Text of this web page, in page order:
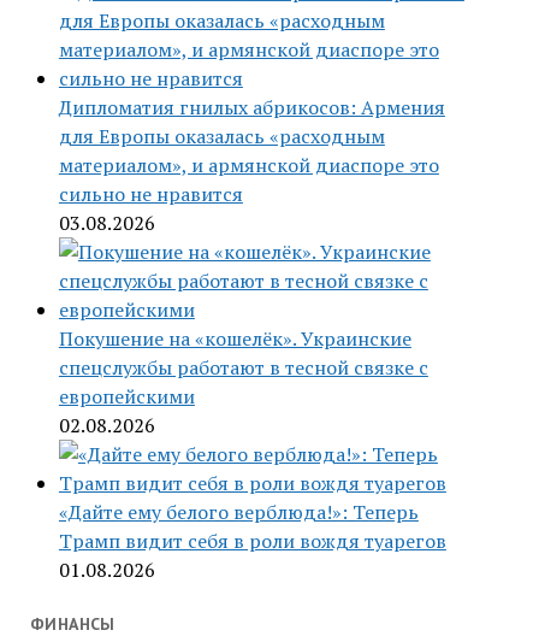
Дипломатия гнилых абрикосов: Армения
для Европы оказалась «расходным
материалом», и армянской диаспоре это
сильно не нравится
03.08.2026
Покушение на «кошелёк». Украинские
спецслужбы работают в тесной связке с
европейскими
02.08.2026
«Дайте ему белого верблюда!»: Теперь
Трамп видит себя в роли вождя туарегов
01.08.2026
ФИНАНСЫ